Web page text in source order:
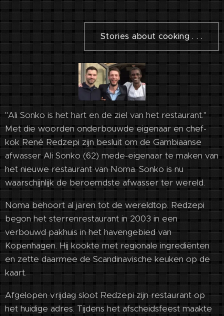
Stories about cooking . . .
"Ali Sonko is het hart en de ziel van het restaurant."
Met die woorden onderbouwde eigenaar en chef-
kok René Redzepi zijn besluit om de Gambiaanse
afwasser Ali Sonko (62) mede-eigenaar te maken van
het nieuwe restaurant van Noma. Sonko is nu
waarschijnlijk de beroemdste afwasser ter wereld.
Noma behoort al jaren tot de wereldtop. Redzepi
begon het sterrenrestaurant in 2003 in een
verbouwd pakhuis in het havengebied van
Kopenhagen. Hij kookte met regionale ingrediënten
en zette daarmee de Scandinavische keuken op de
kaart.
Afgelopen vrijdag sloot Redzepi zijn restaurant op
het huidige adres. Tijdens het afscheidsfeest maakte